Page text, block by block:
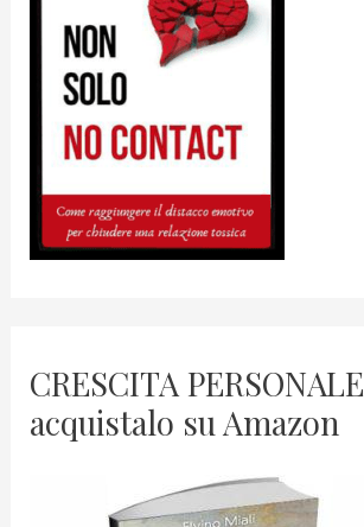
CRESCITA PERSONALE
acquistalo su Amazon